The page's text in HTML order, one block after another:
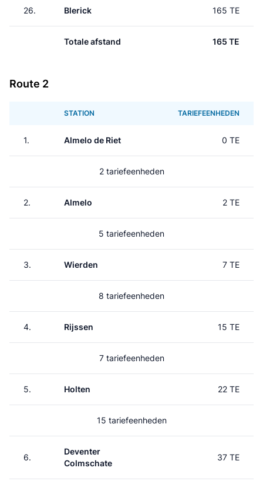
26. Blerick 165 TE
Totale afstand 165 TE
Route 2
STATION TARIEFEENHEDEN
1. Almelo de Riet 0 TE
2 tariefeenheden
2. Almelo 2 TE
5 tariefeenheden
3. Wierden 7 TE
8 tariefeenheden
4. Rijssen 15 TE
7 tariefeenheden
5. Holten 22 TE
15 tariefeenheden
6.
Deventer
Colmschate
37 TE